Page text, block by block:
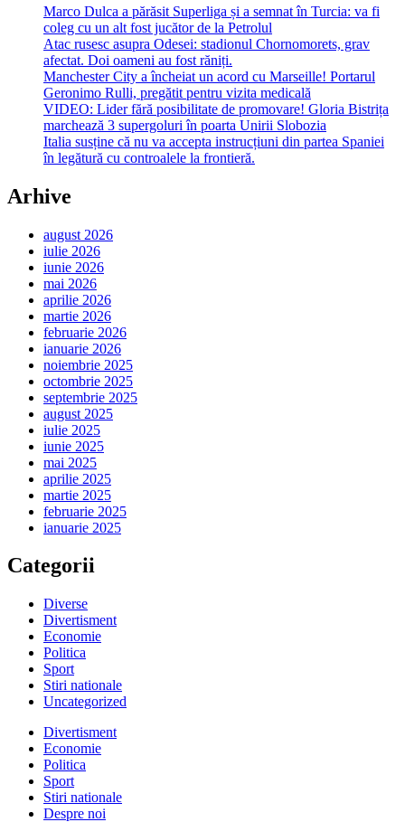
Marco Dulca a părăsit Superliga și a semnat în Turcia: va fi
coleg cu un alt fost jucător de la Petrolul
Atac rusesc asupra Odesei: stadionul Chornomorets, grav
afectat. Doi oameni au fost răniți.
Manchester City a încheiat un acord cu Marseille! Portarul
Geronimo Rulli, pregătit pentru vizita medicală
VIDEO: Lider fără posibilitate de promovare! Gloria Bistrița
marchează 3 supergoluri în poarta Unirii Slobozia
Italia susține că nu va accepta instrucțiuni din partea Spaniei
în legătură cu controalele la frontieră.
Arhive
august 2026
iulie 2026
iunie 2026
mai 2026
aprilie 2026
martie 2026
februarie 2026
ianuarie 2026
noiembrie 2025
octombrie 2025
septembrie 2025
august 2025
iulie 2025
iunie 2025
mai 2025
aprilie 2025
martie 2025
februarie 2025
ianuarie 2025
Categorii
Diverse
Divertisment
Economie
Politica
Sport
Stiri nationale
Uncategorized
Divertisment
Economie
Politica
Sport
Stiri nationale
Despre noi